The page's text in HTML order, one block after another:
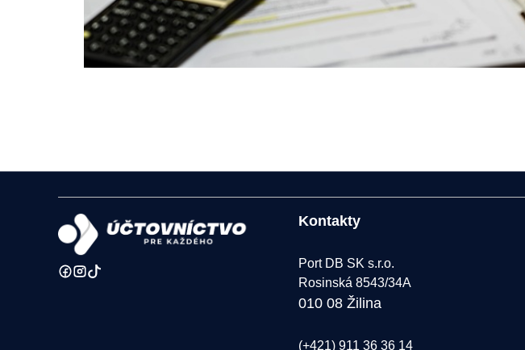
Kontakty
Port DB SK s.r.o.
Rosinská 8543/34A
010 08 Žilina
(+421) 911 36 36 14